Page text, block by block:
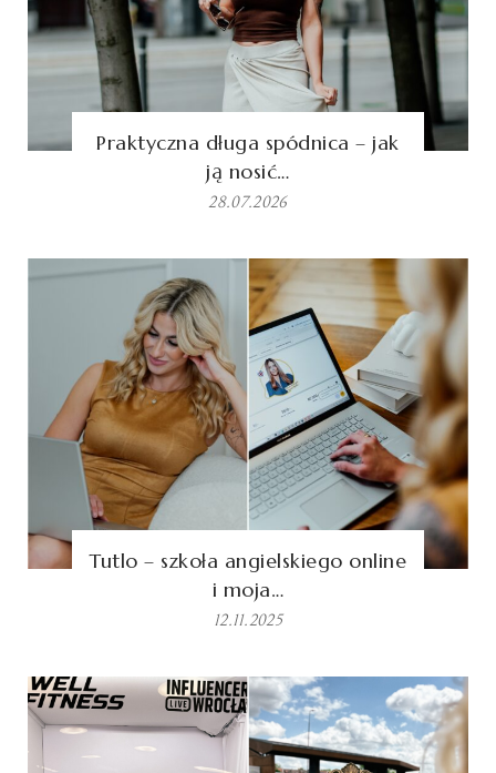
Praktyczna długa spódnica – jak
ją nosić…
28.07.2026
Tutlo – szkoła angielskiego online
i moja…
12.11.2025